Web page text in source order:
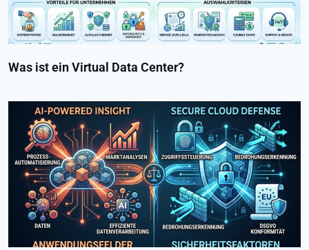
Was ist ein Virtual Data Center?